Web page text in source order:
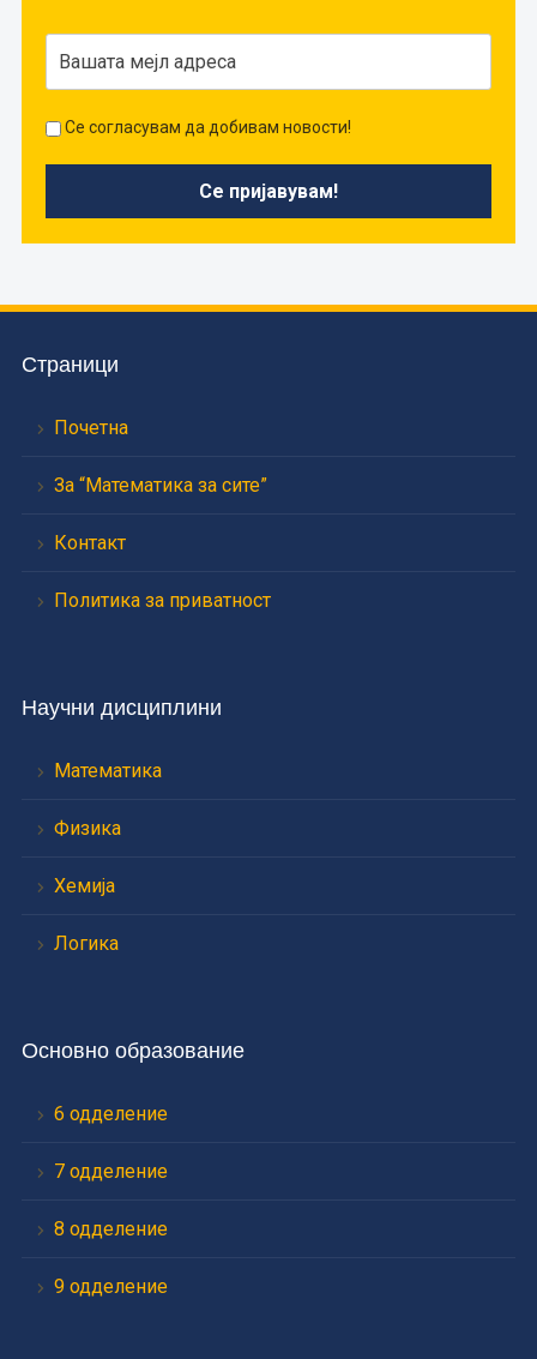
Се согласувам да добивам новости!
Страници
Почетна
За “Математика за сите”
Контакт
Политика за приватност
Научни дисциплини
Математика
Физика
Хемија
Логика
Основно образование
6 одделение
7 одделение
8 одделение
9 одделение